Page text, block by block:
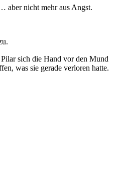
aber nicht mehr aus Angst.
sich die Hand vor den Mund
was sie gerade verloren hatte.